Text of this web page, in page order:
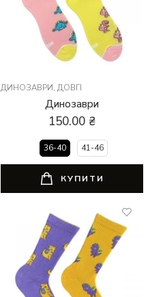
ДИНОЗАВРИ, ДОВГІ
Динозаври
150.00 ₴
36-40 41-46
КУПИТИ